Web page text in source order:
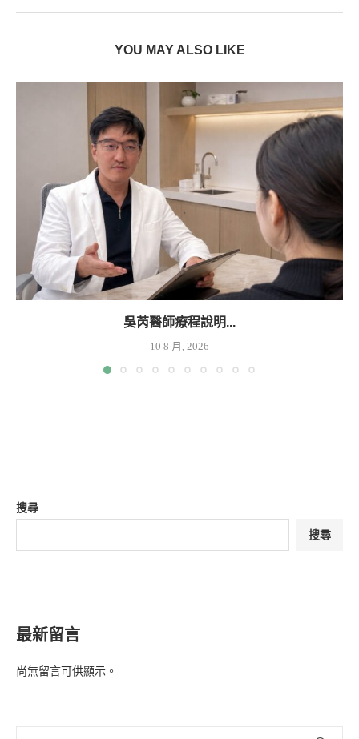
YOU MAY ALSO LIKE
吳芮醫師療程說明...
10 8 月, 2026
搜尋
搜尋
最新留言
尚無留言可供顯示。